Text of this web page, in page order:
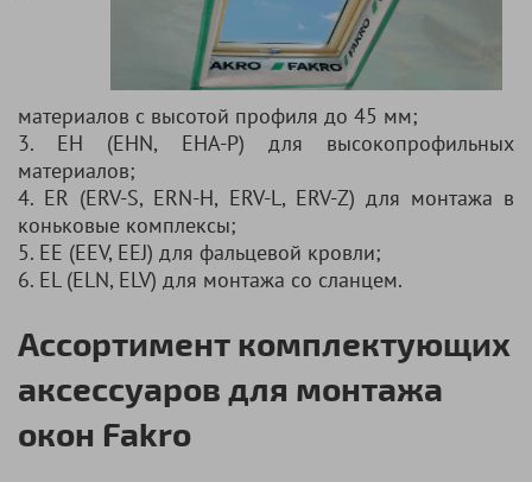
материалов с высотой профиля до 45 мм;
3. ЕН (EHN, EHA-P) для высокопрофильных
материалов;
4. ER (ERV-S, ERN-H, ERV-L, ERV-Z) для монтажа в
коньковые комплексы;
5. EE (EEV, EEJ) для фальцевой кровли;
6. EL (ELN, ELV) для монтажа со сланцем.
Ассортимент комплектующих
аксессуаров для монтажа
окон Fakro